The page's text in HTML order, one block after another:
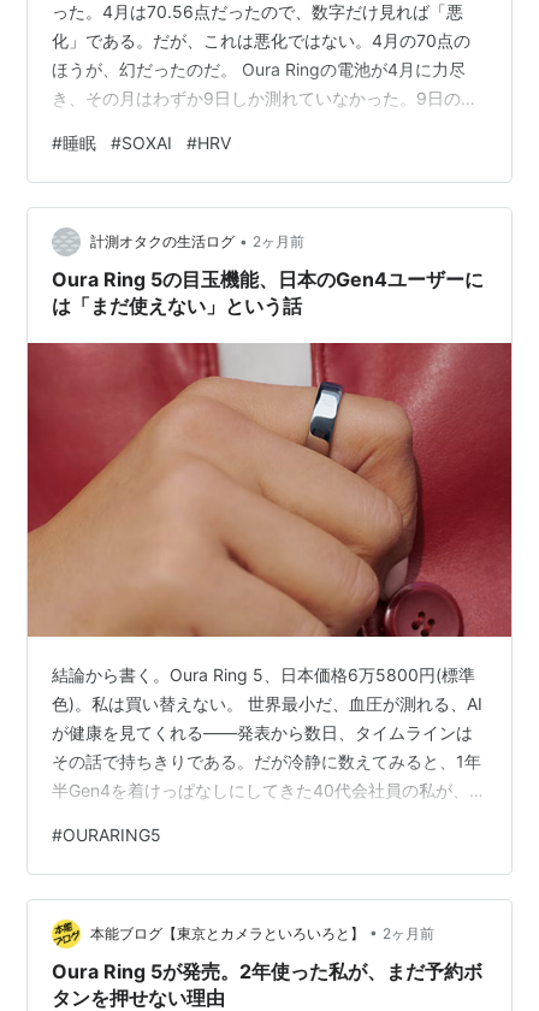
った。4月は70.56点だったので、数字だけ見れば「悪
化」である。だが、これは悪化ではない。4月の70点の
ほうが、幻だったのだ。 Oura Ringの電池が4月に力尽
き、その月はわずか9日しか測れていなかった。9日の平
は、31日まるごと測れて68.13点。通算468日の平均は
68.65点である。つまり68点こそが、私の睡眠の正体な
のだ。31日測ると、人は嘘をつけなくなる。 そもそも
HRVとは何か(知らない人へ、3行で) この記事の終盤で
「HRV」という言葉を使うので、先に説明してお…
#睡眠 #SOXAI #HRV
計測オタクの生活ログ • 2ヶ月前
Oura Ring 5の目玉機能、日本のGen4ユーザーに
は「まだ使えない」という話
結論から書く。Oura Ring 5、日本価格6万5800円(標準
色)。私は買い替えない。 世界最小だ、血圧が測れる、AI
が健康を見てくれる――発表から数日、タイムラインは
その話で持ちきりである。だが冷静に数えてみると、1年
半Gen4を着けっぱなしにしてきた40代会社員の私が、い
つしかない。「40%小さくなった」と「電池が1日延び
た」。それだけなのだ。 順番に、数値で見ていく。 結
論:私が見送る理由は、シンプルに「使えない機能に金を
払うことになる」から 先に立場を明らかにしておくと、
私はOura Ring 4(Gen4)を1年半、ほぼ毎日…
#OURARING5
本能ブログ【東京とカメラといろいろと】 • 2ヶ月前
Oura Ring 5が発売。2年使った私が、まだ予約ボ
タンを押せない理由